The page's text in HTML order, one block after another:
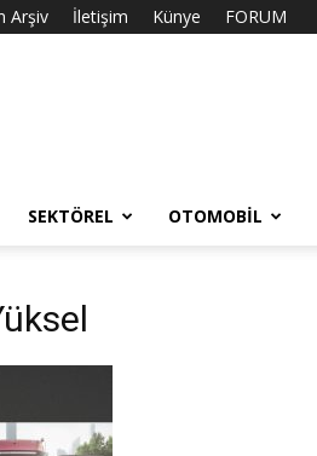
Arşiv İletişim Künye FORUM
SEKTÖREL OTOMOBIL